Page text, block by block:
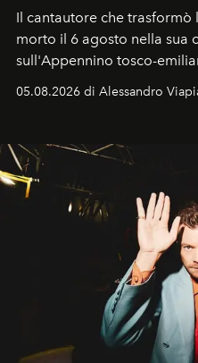
Il cantautore che
morto il 6 agosto nella sua
sull'Appennino tosco-
05.08.2026 di Alessandro